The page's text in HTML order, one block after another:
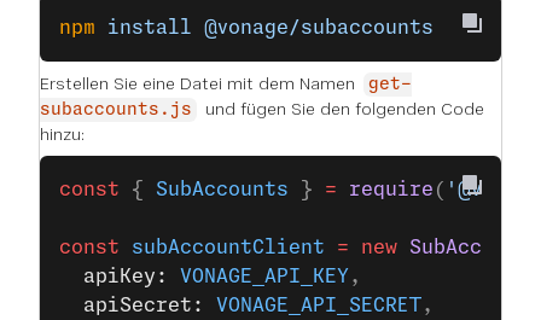
npm install @vonage/subaccounts
Erstellen Sie eine Datei mit dem Namen
get-
subaccounts.js
und fügen Sie den folgenden Code
hinzu:
const { SubAccounts } = require (
const subAccountClient = new SubAccounts
  apiKey:
VONAGE_API_KEY ,
  apiSecret:
VONAGE_API_SECRET,